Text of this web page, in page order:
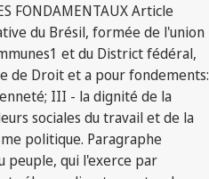
FONDAMENTAUX Article
du Brésil, formée de l'union
et du District fédéral,
de Droit et a pour fondements:
III - la dignité de la
sociales du travail et de la
politique. Paragraphe
peuple, qui l'exerce par